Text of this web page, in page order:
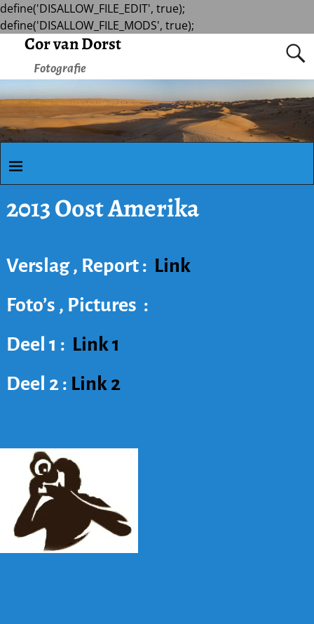
define('DISALLOW_FILE_EDIT', true);
define('DISALLOW_FILE_MODS', true);
Cor van Dorst
Fotografie
2013 Oost Amerika
Verslag , Report : Link
Foto’s , Pictures :
Deel 1 : Link 1
Deel 2 : Link 2